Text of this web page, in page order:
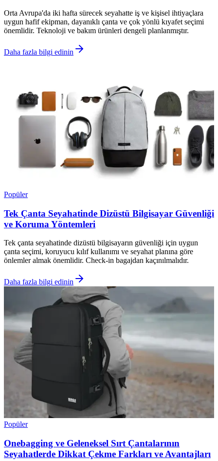
Orta Avrupa'da iki hafta sürecek seyahatte iş ve kişisel ihtiyaçlara
uygun hafif ekipman, dayanıklı çanta ve çok yönlü kıyafet seçimi
önemlidir. Teknoloji ve bakım ürünleri dengeli planlanmıştır.
Daha fazla bilgi edinin
Popüler
Tek Çanta Seyahatinde Dizüstü Bilgisayar Güvenliği
ve Koruma Yöntemleri
Tek çanta seyahatinde dizüstü bilgisayarın güvenliği için uygun
çanta seçimi, koruyucu kılıf kullanımı ve seyahat planına göre
önlemler almak önemlidir. Check-in bagajdan kaçınılmalıdır.
Daha fazla bilgi edinin
Popüler
Onebagging ve Geleneksel Sırt Çantalarının
Seyahatlerde Dikkat Çekme Farkları ve Avantajları